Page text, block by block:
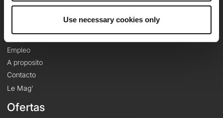
Use necessary cookies only
OpenRunner
Equipo
Empleo
A proposito
Contacto
Le Mag'
Ofertas